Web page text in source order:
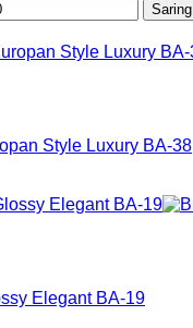
Saring
Style Luxury BA-38
Elegant BA-19